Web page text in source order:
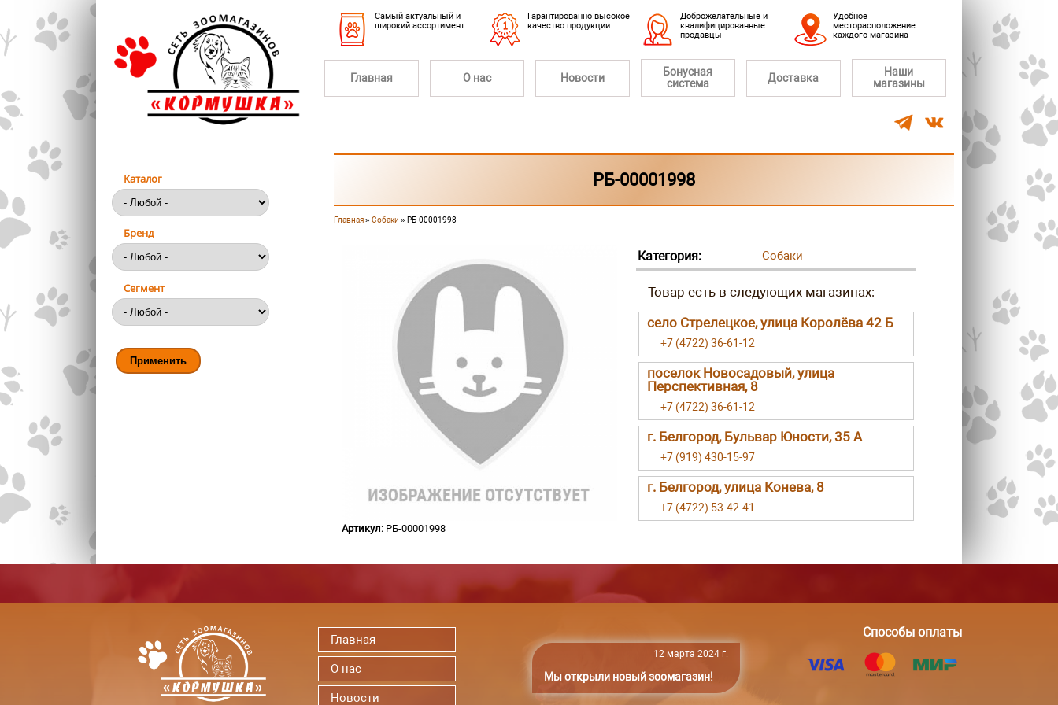
Перейти к основному содержанию
Cамый актуальный и
широкий ассортимент
Гарантированно высокое
качество продукции
Доброжелательные и
квалифицированные
продавцы
Удобное
месторасположение
каждого магазина
Главная О нас Новости
Бонусная
система
Доставка
Наши
магазины
РБ-00001998
Вы здесь
Главная» Собаки » РБ-00001998
Артикул:РБ-00001998
Категория: Собаки
село Стрелецкое, улица Королёва 42 Б
+7 (4722) 36-61-12
поселок Новосадовый, улица
Перспективная, 8
+7 (4722) 36-61-12
г. Белгород, Бульвар Юности, 35 А
+7 (919) 430-15-97
г. Белгород, улица Конева, 8
+7 (4722) 53-42-41
Каталог
Бренд
Сегмент
Главная
О нас
Новости
12 марта 2024 г.
Мы открыли новый зоомагазин!
Способы оплаты